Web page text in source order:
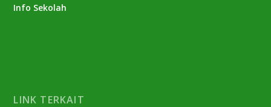
Info Sekolah
LINK TERKAIT